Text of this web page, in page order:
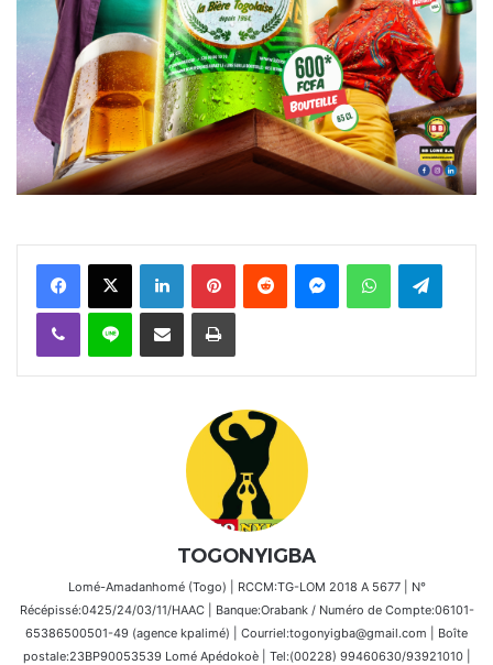
FacebookX Linkedin PinterestReddit MessengerWhatsAppTelegram
Viber Ligne Partager par email Imprimer
TOGONYIGBA
Lomé-Amadanhomé (Togo) | RCCM:TG-LOM 2018 A 5677 | N°
Récépissé:0425/24/03/11/HAAC | Banque:Orabank / Numéro de Compte:06101-
65386500501-49 (agence kpalimé) | Courriel:togonyigba@gmail.com | Boîte
postale:23BP90053539 Lomé Apédokoè | Tel:(00228) 99460630/93921010 |